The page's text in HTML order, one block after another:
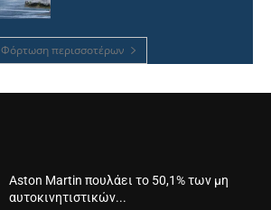
Φόρτωση περισσοτέρων
Aston Martin πουλάει το 50,1% των μη
αυτοκινητιστικών...